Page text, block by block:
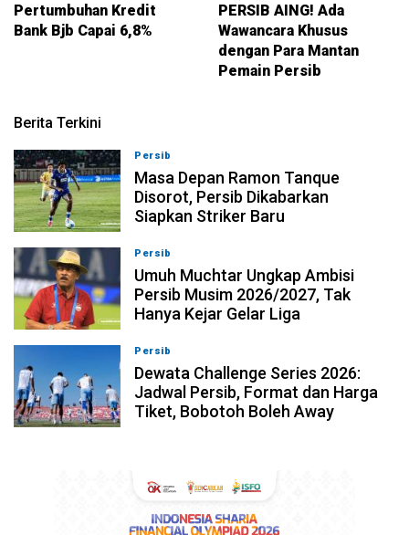
Pertumbuhan Kredit
Bank Bjb Capai 6,8%
PERSIB AING! Ada
Wawancara Khusus
dengan Para Mantan
Pemain Persib
Berita Terkini
Persib
Masa Depan Ramon Tanque
Disorot, Persib Dikabarkan
Siapkan Striker Baru
Persib
Umuh Muchtar Ungkap Ambisi
Persib Musim 2026/2027, Tak
Hanya Kejar Gelar Liga
Persib
Dewata Challenge Series 2026:
Jadwal Persib, Format dan Harga
Tiket, Bobotoh Boleh Away